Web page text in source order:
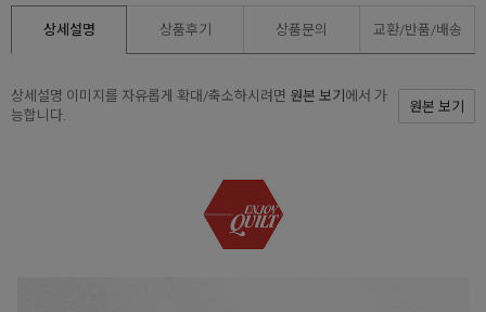
상세설명 상품후기 상품문의 교환/반품/배송
상세설명 이미지를 자유롭게 확대/축소하시려면 원본 보기 에서 가
능합니다.
원본 보기